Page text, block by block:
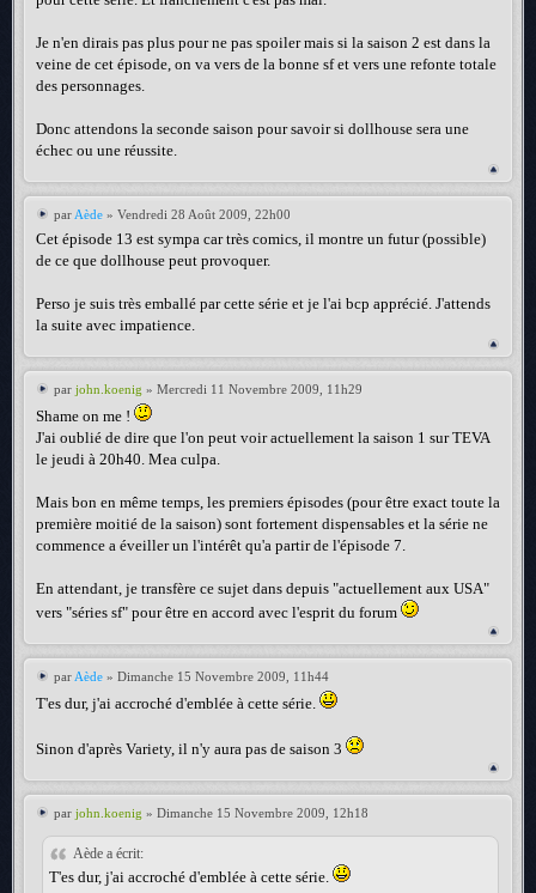
Je n'en dirais pas plus pour ne pas spoiler mais si la saison 2 est dans la
veine de cet épisode, on va vers de la bonne sf et vers une refonte totale
des personnages.
Donc attendons la seconde saison pour savoir si dollhouse sera une
échec ou une réussite.
par Aède » Vendredi 28 Août 2009, 22h00
Cet épisode 13 est sympa car très comics, il montre un futur (possible)
de ce que dollhouse peut provoquer.
Perso je suis très emballé par cette série et je l'ai bcp apprécié. J'attends
la suite avec impatience.
par john.koenig » Mercredi 11 Novembre 2009, 11h29
Shame on me !
J'ai oublié de dire que l'on peut voir actuellement la saison 1 sur TEVA
le jeudi à 20h40. Mea culpa.
Mais bon en même temps, les premiers épisodes (pour être exact toute la
première moitié de la saison) sont fortement dispensables et la série ne
commence a éveiller un l'intérêt qu'a partir de l'épisode 7.
En attendant, je transfère ce sujet dans depuis "actuellement aux USA"
vers "séries sf" pour être en accord avec l'esprit du forum
par Aède » Dimanche 15 Novembre 2009, 11h44
T'es dur, j'ai accroché d'emblée à cette série.
Sinon d'après Variety, il n'y aura pas de saison 3
par john.koenig » Dimanche 15 Novembre 2009, 12h18
Aède a écrit:
T'es dur, j'ai accroché d'emblée à cette série.